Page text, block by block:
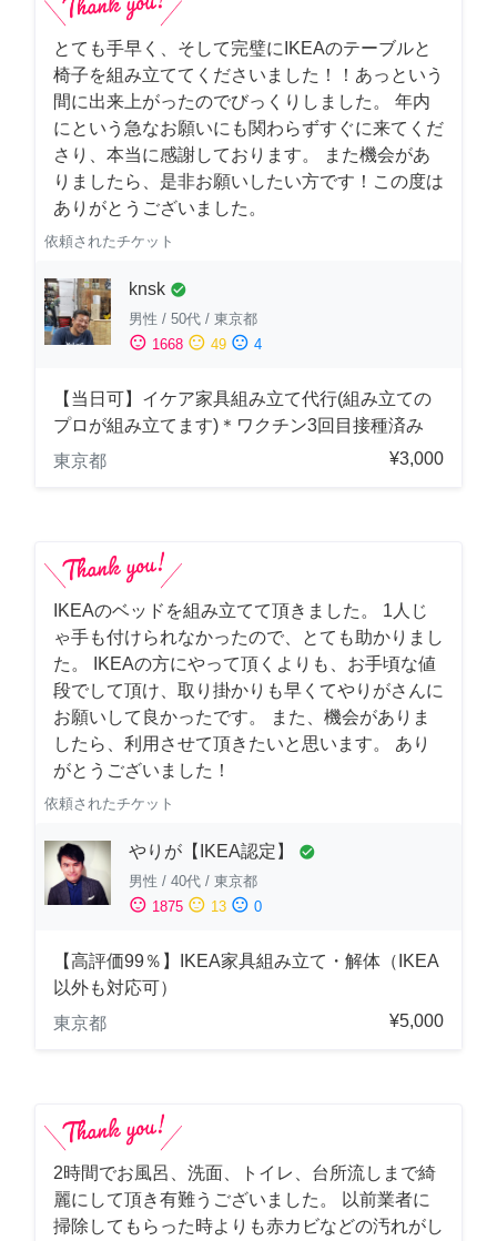
とても手早く、そして完璧にIKEAのテーブルと
椅子を組み立ててくださいました！！あっという
間に出来上がったのでびっくりしました。 年内
にという急なお願いにも関わらずすぐに来てくだ
さり、本当に感謝しております。 また機会があ
りましたら、是非お願いしたい方です！この度は
ありがとうございました。
依頼されたチケット
knsk check_circle
男性 / 50代 / 東京都
sentiment_satisfied 1668 sentiment_neutral 49 sentiment_dissatisfied 4
【当日可】イケア家具組み立て代行(組み立ての
プロが組み立てます)＊ワクチン3回目接種済み
東京都
¥3,000
IKEAのベッドを組み立てて頂きました。 1人じ
ゃ手も付けられなかったので、とても助かりまし
た。 IKEAの方にやって頂くよりも、お手頃な値
段でして頂け、取り掛かりも早くてやりがさんに
お願いして良かったです。 また、機会がありま
したら、利用させて頂きたいと思います。 あり
がとうございました！
依頼されたチケット
やりが【IKEA認定】 check_circle
男性 / 40代 / 東京都
sentiment_satisfied 1875 sentiment_neutral 13 sentiment_dissatisfied 0
【高評価99％】IKEA家具組み立て・解体（IKEA
以外も対応可）
東京都
¥5,000
2時間でお風呂、洗面、トイレ、台所流しまで綺
麗にして頂き有難うございました。 以前業者に
掃除してもらった時よりも赤カビなどの汚れがし